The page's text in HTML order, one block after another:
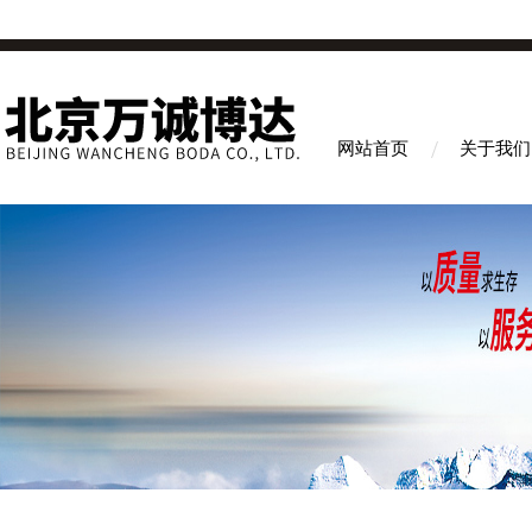
网站首页 关于我们